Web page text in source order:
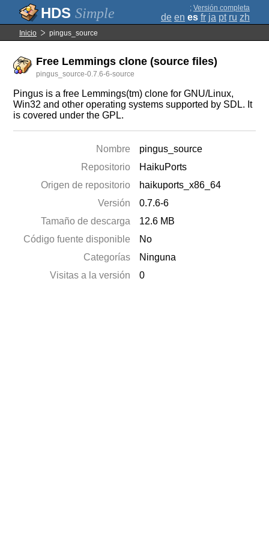
Simple ; Versión completa
de en es fr ja pt ru zh
Inicio pingus_source
Free Lemmings clone (source files)
pingus_source-0.7.6-6-source
Pingus is a free Lemmings(tm) clone for GNU/Linux,
Win32 and other operating systems supported by SDL. It
is covered under the GPL.
Nombre
pingus_source
Repositorio
HaikuPorts
Origen de repositorio
haikuports_x86_64
Versión
0.7.6-6
Tamaño de descarga
12.6 MB
Código fuente disponible
No
Categorías
Ninguna
Visitas a la versión
0